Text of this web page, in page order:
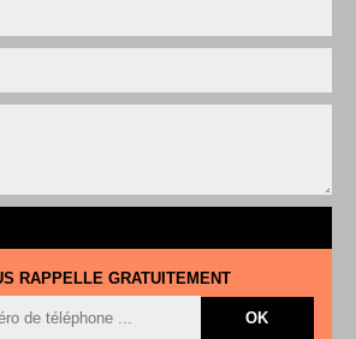
RAPPELLE GRATUITEMENT